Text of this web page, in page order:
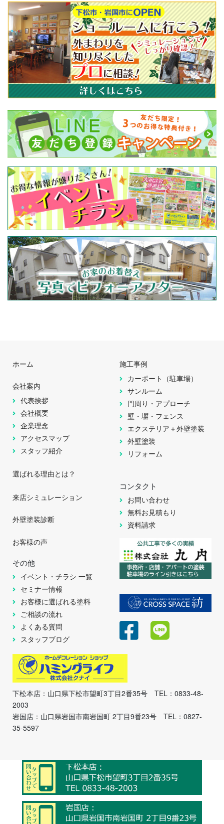
ホーム
会社案内
代表挨拶
会社概要
企業理念
アクセスマップ
スタッフ紹介
選ばれる理由とは？
施工事例
カーポート（駐車場）
サンルーム
門周り・アプローチ
壁・塀・フェンス
エクステリア＋外壁塗装
外壁塗装
リフォーム
来店シミュレーション
外壁塗装診断
お客様の声
その他
イベント・チラシ 一覧
セミナー情報
お客様に選ばれる塗料
ご相談の流れ
よくある質問
スタッフブログ
コンタクト
お問い合わせ
無料お見積もり
資料請求
下松本店：山口県下松市望町3丁目2番35号 TEL：0833-48-
2003
岩国店：山口県岩国市南岩国町 2丁目9番23号 TEL：0827-
35-5597